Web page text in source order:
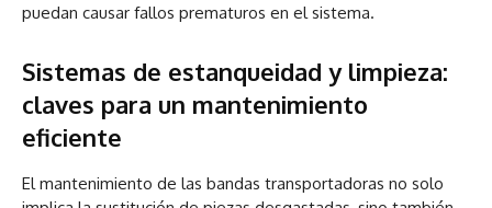
puedan causar fallos prematuros en el sistema.
Sistemas de estanqueidad y limpieza:
claves para un mantenimiento
eficiente
El mantenimiento de las bandas transportadoras no solo